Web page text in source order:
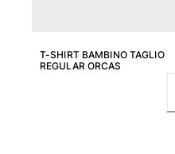
Vedi tutti i Gioielli e Orologi
T-SHIRT BAMBINO TAGLIO
REGULAR ORCAS